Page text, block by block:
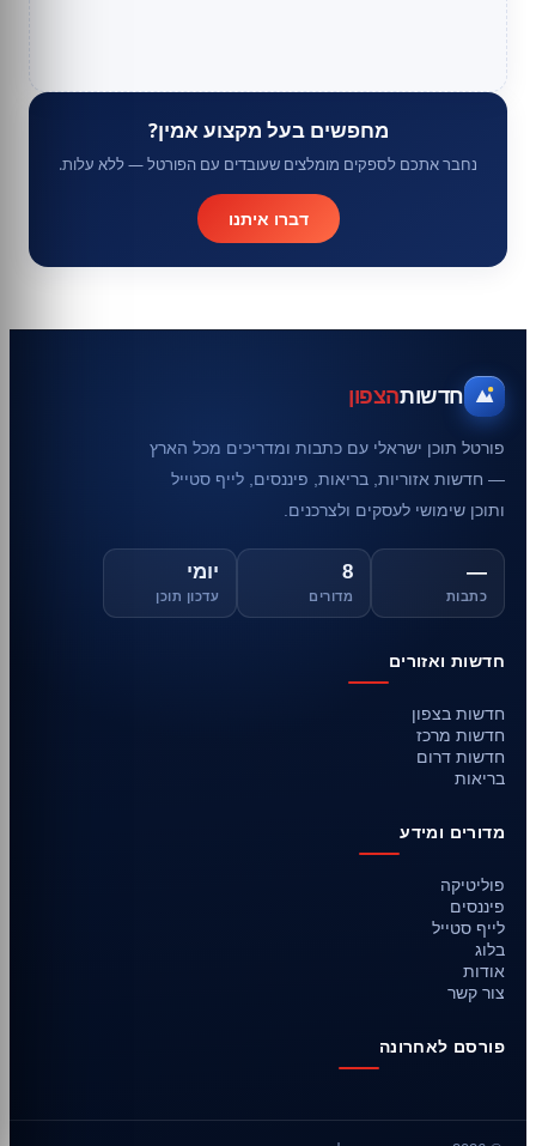
מחפשים בעל מקצוע אמין?
נחבר אתכם לספקים מומלצים שעובדים עם הפורטל — ללא עלות.
דברו איתנו
חדשותהצפון
פורטל תוכן ישראלי עם כתבות ומדריכים מכל הארץ
— חדשות אזוריות, בריאות, פיננסים, לייף סטייל
ותוכן שימושי לעסקים ולצרכנים.
—
כתבות
8
מדורים
יומי
עדכון תוכן
חדשות ואזורים
חדשות בצפון
חדשות מרכז
חדשות דרום
בריאות
מדורים ומידע
פוליטיקה
פיננסים
לייף סטייל
בלוג
אודות
צור קשר
פורסם לאחרונה